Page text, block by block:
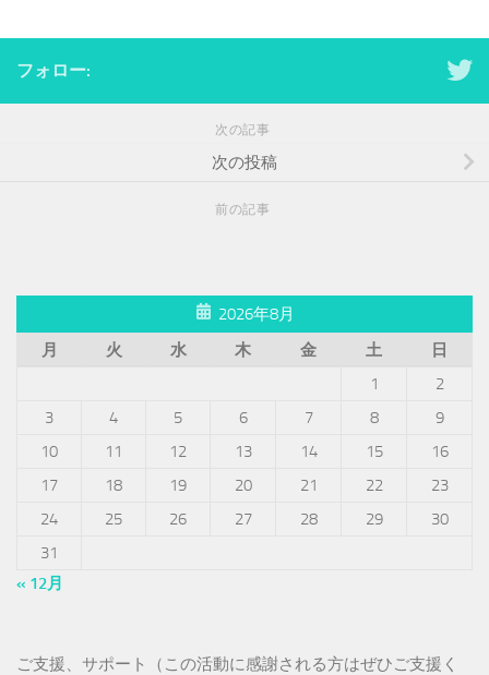
フォロー:
次の記事
次の投稿
前の記事
2026年8月
月
火 水 木 金 土
日
1
2
3
4 5 6 7 8
9
10
11 12 13 14 15
16
17
18 19 20 21 22
23
24
25 26 27 28 29
30
31
« 12月
ご支援、サポート（この活動に感謝される方はぜひご支援く